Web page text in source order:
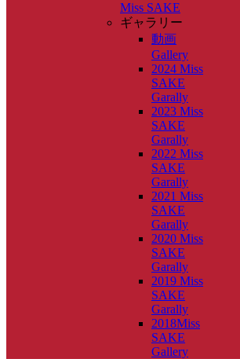
Miss SAKE
ギャラリー
動画
Gallery
2024 Miss
SAKE
Garally
2023 Miss
SAKE
Garally
2022 Miss
SAKE
Garally
2021 Miss
SAKE
Garally
2020 Miss
SAKE
Garally
2019 Miss
SAKE
Garally
2018Miss
SAKE
Gallery